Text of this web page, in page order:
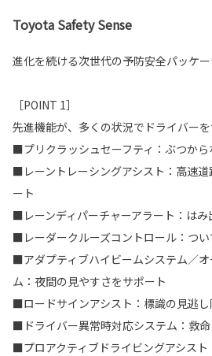
Toyota Safety Sense
進化を続ける次世代の予防安全パッケー
［POINT 1］
先進機能が、多くの状況でドライバーを
■プリクラッシュセーフティ：ぶつから
■レーントレーシングアシスト：高速
ート
■レーンディパーチャーアラート：はみ
■レーダークルーズコントロール：つ
■アダプティブハイビームシステム／
ム：夜間の見やすさをサポート
■ロードサインアシスト：標識の見逃し
■ドライバー異常時対応システム：救
■プロアクティブドライビングアシスト